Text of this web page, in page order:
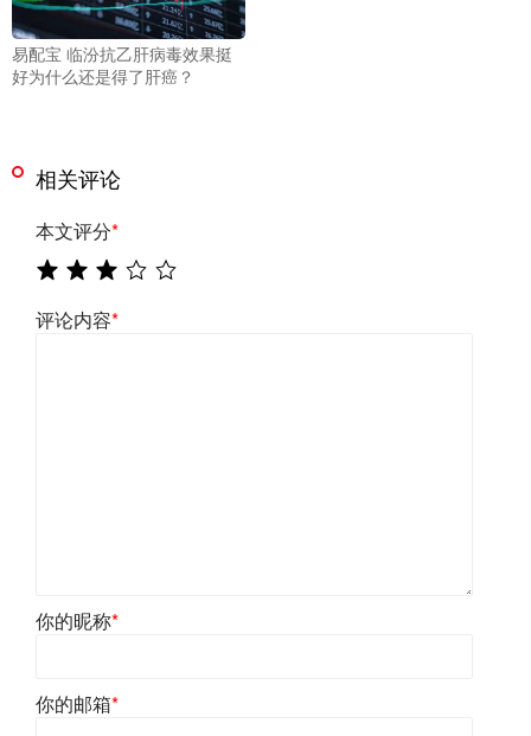
易配宝 临汾抗乙肝病毒效果挺
好为什么还是得了肝癌？
相关评论
本文评分*
评论内容*
你的昵称*
你的邮箱*